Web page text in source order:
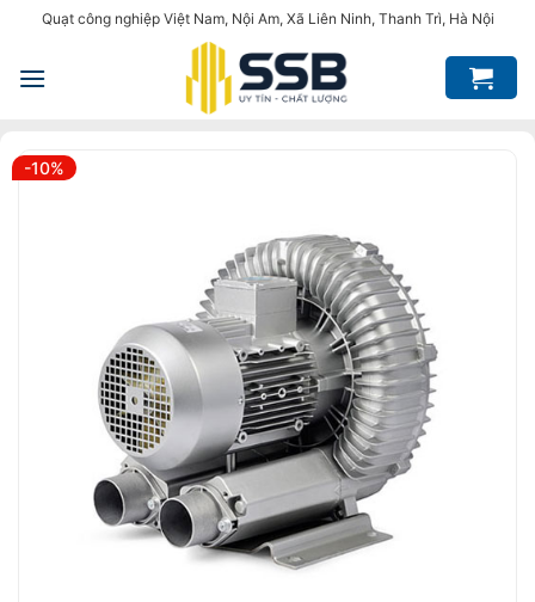
nội
Quạt công nghiệp Việt Nam, Nội Am, Xã Liên Ninh, Thanh Trì, Hà Nội
-10%